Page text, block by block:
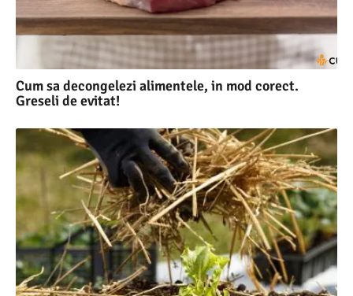
Cum sa decongelezi alimentele, in mod corect.
Greseli de evitat!